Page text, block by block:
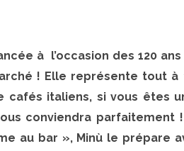
à l’occasion des 120
! Elle représente tout
cafés italiens, si vous êtes
conviendra
au bar », Minù le prépare